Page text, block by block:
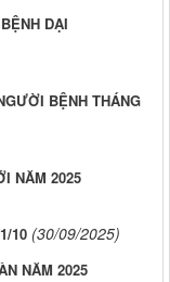
DẠI
BỆNH THÁNG
NĂM 2025
10 (30/09/2025)
NĂM 2025